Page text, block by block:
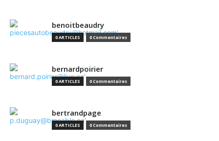
benoitbeaudry
0 ARTICLES 0 Commentaires
bernardpoirier
0 ARTICLES 0 Commentaires
bertrandpage
0 ARTICLES 0 Commentaires